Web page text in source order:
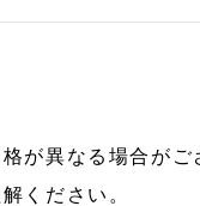
が異なる場合がご
ください。